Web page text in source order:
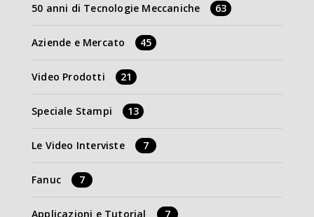
50 anni di Tecnologie Meccaniche 63
Aziende e Mercato 45
Video Prodotti 21
Speciale Stampi 13
Le Video Interviste 7
Fanuc 7
Applicazioni e Tutorial 7